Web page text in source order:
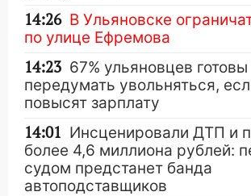
14:26 В Ульяновске
по улице Ефремова
14:23 67% ульяновцев готовы
передумать увольняться,
повысят зарплату
14:01 Инсценировали ДТП и
более 4,6 миллиона рублей:
судом предстанет банда
автоподставщиков